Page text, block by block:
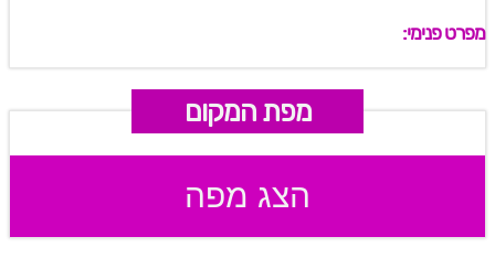
מפרט פנימי:
מפת המקום
הצג מפה